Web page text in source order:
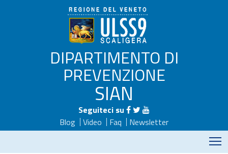
DIPARTIMENTO DI
PREVENZIONE
SIAN
Seguiteci su
Blog
Video Faq
Newsletter